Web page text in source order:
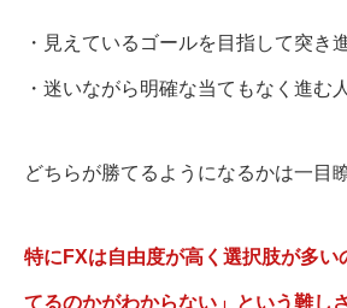
・見えているゴールを目指して突き
・迷いながら明確な当てもなく進む人
どちらが勝てるようになるかは一目
特にFXは自由度が高く選択肢が多い
てるのかがわからない」という難し